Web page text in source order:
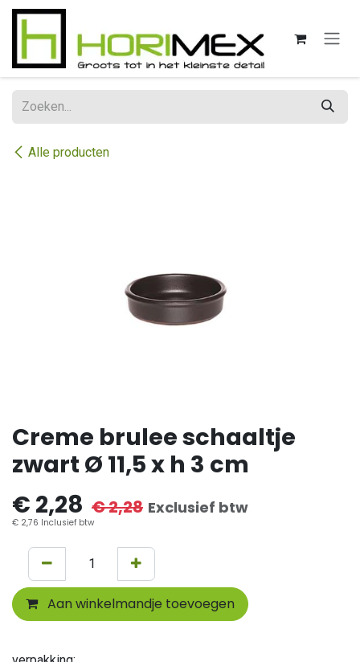
Overslaan naar inhoud
Alle producten
Creme brulee schaaltje
zwart Ø 11,5 x h 3 cm
€ 2,28 €2,28 Exclusief btw
€ 2,76 Inclusief btw
Aan winkelmandje toevoegen